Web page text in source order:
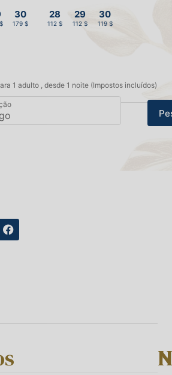
30
179 $
28
112 $
29
112 $
30
119 $
1 adulto , desde 1 noite (Impostos incluídos)